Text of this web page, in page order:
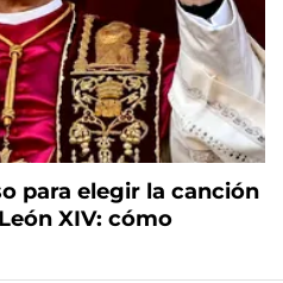
para elegir la canción
XIV: cómo